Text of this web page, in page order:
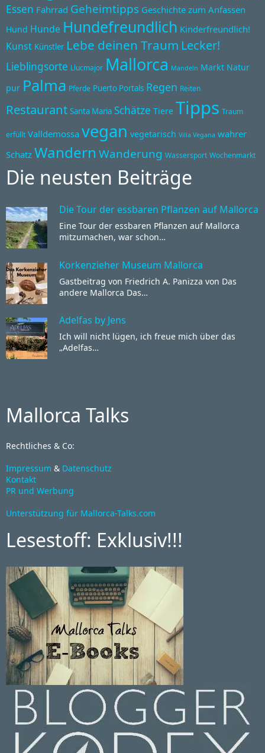
Essen Fahrrad Geheimtipps Geschichte zum Anfassen
Hund Hunde Hundefreundlich Kinderfreundlich!
Kunst Künstler Lebe deinen Traum Lecker!
Lieblingsorte Llucmajor Mallorca Mandeln Markt Natur
pur Palma Pferde Puerto Portals Regen Reiten
Restaurant Santa Maria Schätze Tiere Tipps Traum
erfüllt Valldemossa vegan vegetarisch Villa Vegana wahrer
Schatz Wandern Wanderung Wassersport Wochenmarkt
Die neusten Beiträge
Die Tour der essbaren Pflanzen auf Mallorca
Eine Tour der essbaren Pflanzen auf Mallorca
mitzumachen, war schon…
Korkenzieher Museum Mallorca
Gastbeitrag von Friedrich A. Panizza von Das
andere Mallorca Das…
Adelfas by Jens
Ich will nicht lügen, ich freue mich über das
„Adelfas…
Mallorca Talks
Rechtliches & Co:
Impressum & Datenschutz
Kontakt
PR und Werbung
Unterstützung für Mallorca-Talks.com
Lesestoff: Exklusiv!!!